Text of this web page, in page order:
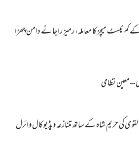
کم ٹیسٹ میچز کا معاملہ، رمیز راجا نے دامن چھڑا
معین نظامی
کی حریم شاہ کے ساتھ متنازعہ ویڈیو کال وائرل